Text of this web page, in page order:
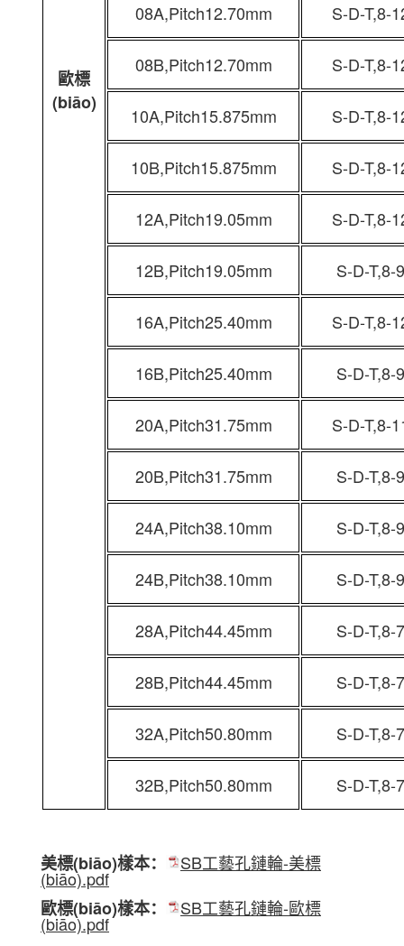
歐標
(biāo)
08A,Pitch12.70mm S-D-T,8-
08B,Pitch12.70mm S-D-T,8-
10A,Pitch15.875mm S-D-T,8-
10B,Pitch15.875mm S-D-T,8-
12A,Pitch19.05mm S-D-T,8-
12B,Pitch19.05mm S-D-T,8-
16A,Pitch25.40mm S-D-T,8-
16B,Pitch25.40mm S-D-T,8-
20A,Pitch31.75mm S-D-T,8-
20B,Pitch31.75mm S-D-T,8-
24A,Pitch38.10mm S-D-T,8-
24B,Pitch38.10mm S-D-T,8-
28A,Pitch44.45mm S-D-T,8-
28B,Pitch44.45mm S-D-T,8-
32A,Pitch50.80mm S-D-T,8-
32B,Pitch50.80mm S-D-T,8-
美標(biāo)樣本： SB工藝孔鏈輪-美標
(biāo).pdf
歐標(biāo)樣本：
SB工藝孔鏈輪-歐標
(biāo).pdf